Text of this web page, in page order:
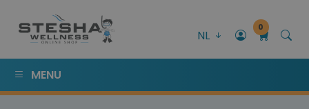
NL
0
MENU